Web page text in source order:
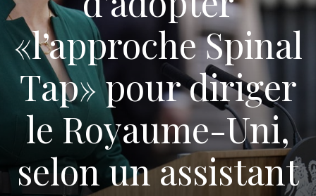
«l’approche Spinal
Tap» pour diriger
le Royaume-Uni,
selon un assistant